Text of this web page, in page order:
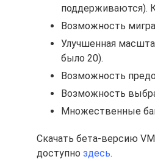
поддерживаются).
Возможность
Улучшенная
было 20).
Возможность
Возможность
Множественные
Скачать бета-версию
доступно здесь.